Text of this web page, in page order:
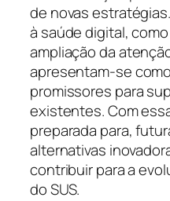
de novas
à saúde digital,
ampliação da
apresentam-se
promissores para
existentes. Com
preparada para,
alternativas
contribuir para a
do SUS.